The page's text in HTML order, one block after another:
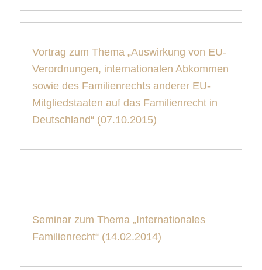
Vortrag zum Thema „Auswirkung von EU-
Verordnungen, internationalen Abkommen
sowie des Familienrechts anderer EU-
Mitgliedstaaten auf das Familienrecht in
Deutschland“ (07.10.2015)
Seminar zum Thema „Internationales
Familienrecht“ (14.02.2014)